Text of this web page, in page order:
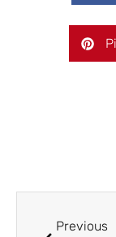
Previous